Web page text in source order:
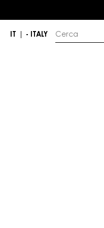
IT - ITALY